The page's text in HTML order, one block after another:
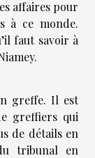
affaires pour
à ce monde.
faut savoir à
greffe. Il est
greffiers qui
de détails en
tribunal en